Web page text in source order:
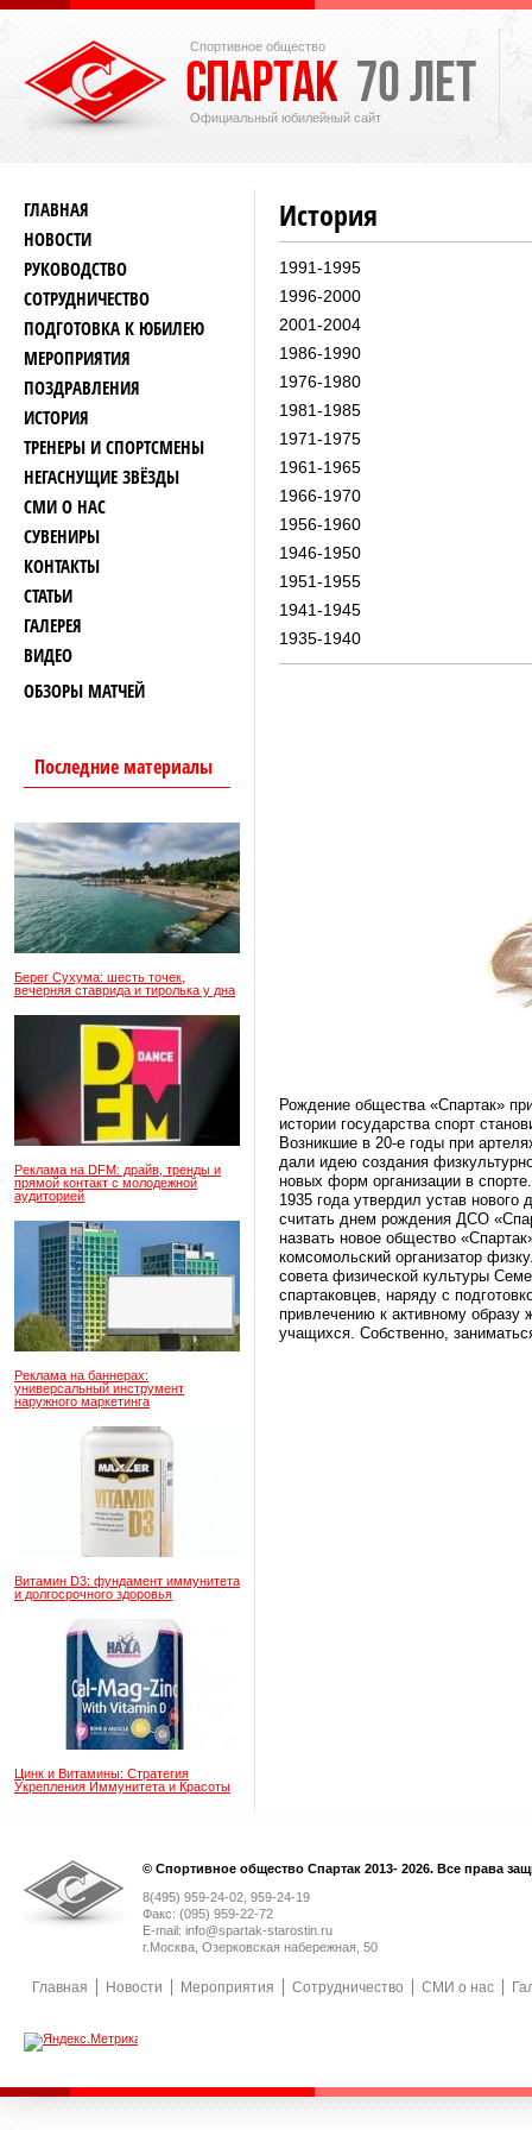
Спортивное общество
Официальный юбилейный сайт
ГЛАВНАЯ
НОВОСТИ
РУКОВОДСТВО
СОТРУДНИЧЕСТВО
ПОДГОТОВКА К ЮБИЛЕЮ
МЕРОПРИЯТИЯ
ПОЗДРАВЛЕНИЯ
ИСТОРИЯ
ТРЕНЕРЫ И СПОРТСМЕНЫ
НЕГАСНУЩИЕ ЗВЁЗДЫ
СМИ О НАС
СУВЕНИРЫ
КОНТАКТЫ
СТАТЬИ
ГАЛЕРЕЯ
ВИДЕО
ОБЗОРЫ МАТЧЕЙ
Последние материалы
Берег Сухума: шесть точек,
вечерняя ставрида и тиролька у дна
Реклама на DFM: драйв, тренды и
прямой контакт с молодежной
аудиторией
Реклама на баннерах:
универсальный инструмент
наружного маркетинга
Витамин D3: фундамент иммунитета
и долгосрочного здоровья
Цинк и Витамины: Стратегия
Укрепления Иммунитета и Красоты
История
1991-1995
1996-2000
2001-2004
1986-1990
1976-1980
1981-1985
1971-1975
1961-1965
1966-1970
1956-1960
1946-1950
1951-1955
1941-1945
1935-1940
Рождение общества «Спартак»
истории государства спорт
Возникшие в 20-е годы при
дали идею создания
новых форм организации в
1935 года утвердил устав нового
считать днем рождения ДСО
назвать новое общество
комсомольский организатор
совета физической культуры
спартаковцев, наряду с
привлечению к активному образу
учащихся. Собственно,
© Спортивное общество Спартак 2013- 2026. Все права
8(495) 959-24-02, 959-24-19
Факс: (095) 959-22-72
E-mail: info@spartak-starostin.ru
г.Москва, Озерковская набережная, 50
Главная Новости Мероприятия Сотрудничество СМИ о нас